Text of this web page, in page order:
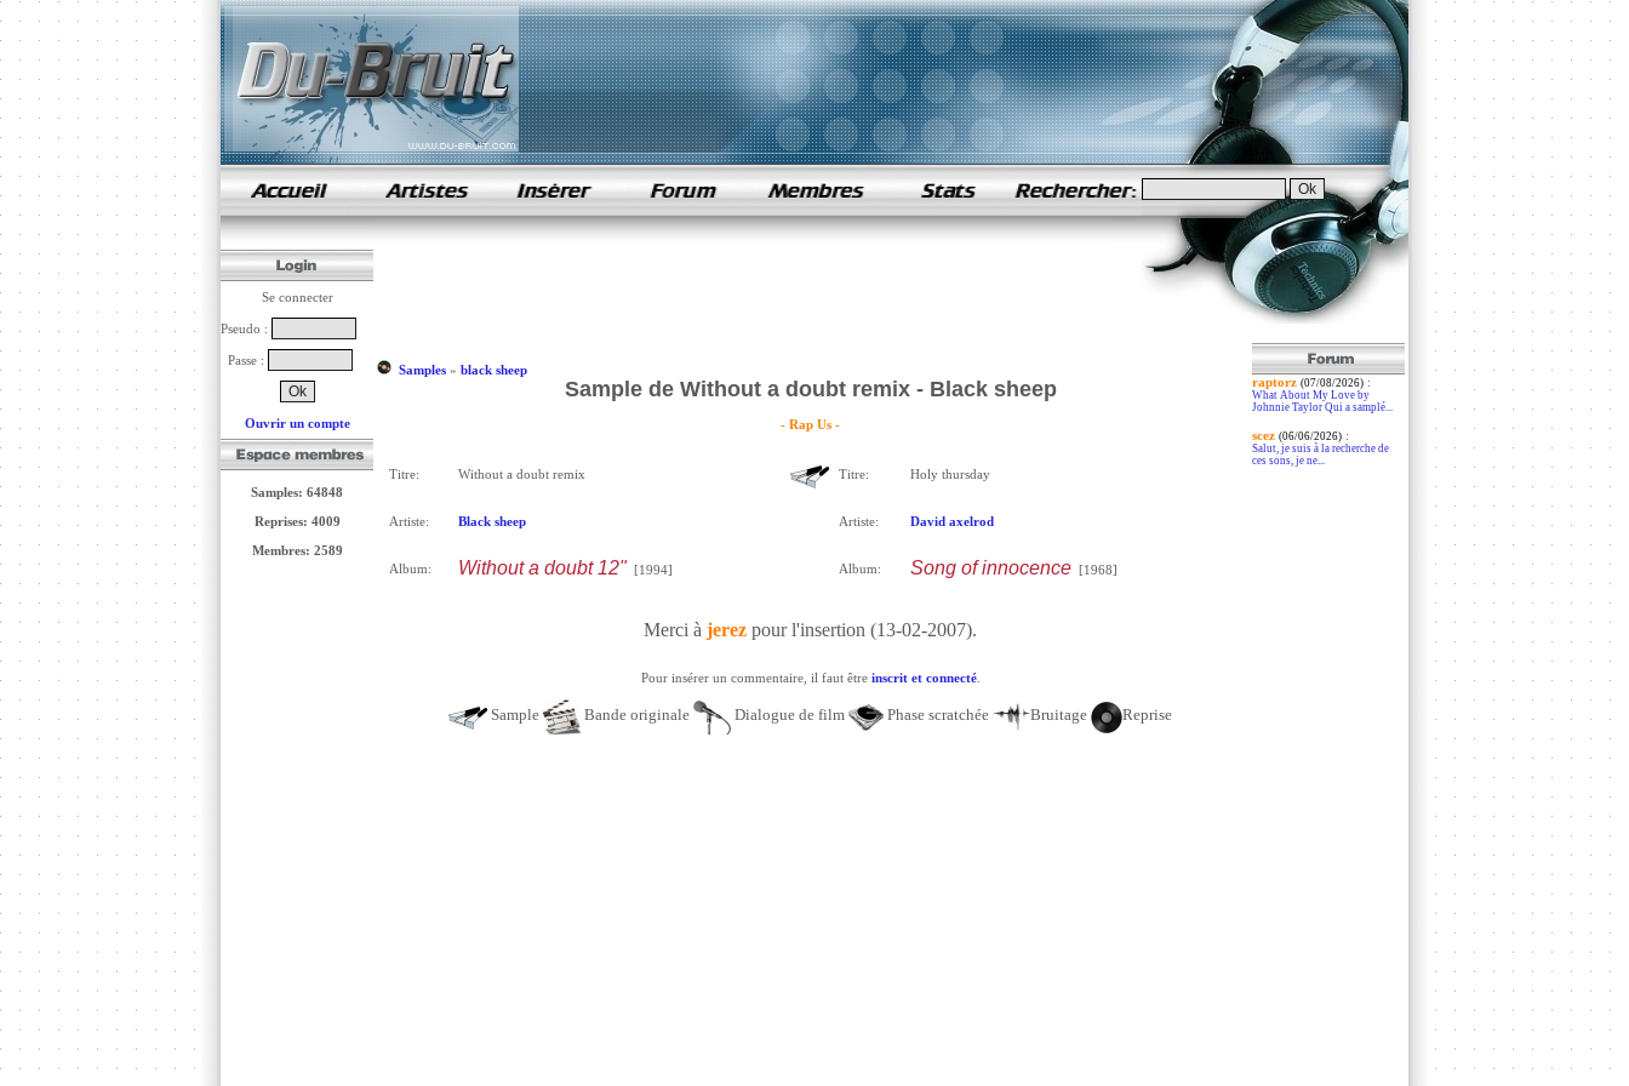
samples de rap
Se connecter
Pseudo :
Passe :
Ouvrir un compte
Samples: 64848
Reprises: 4009
Membres: 2589
Samples» black sheep
Sample de Without a doubt remix - Black sheep
- Rap Us -
Titre: Without a doubt remix
Artiste: Black sheep
Album: Without a doubt 12" [1994]
Titre: Holy thursday
Artiste: David axelrod
Album: Song of innocence[1968]
Merci à jerez pour l'insertion (13-02-2007).
Pour insérer un commentaire, il faut être inscrit et connecté.
Sample Bande originale Dialogue de film Phase scratchée Bruitage Reprise
raptorz (07/08/2026):
What About My Love by
Johnnie Taylor Qui a samplé...
scez (06/06/2026):
Salut, je suis à la recherche de
ces sons, je ne...